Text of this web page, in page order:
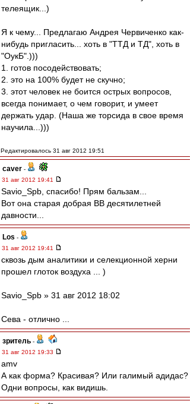
телеящик...)
Я к чему... Предлагаю Андрея Червиченко как-
нибудь пригласить... хоть в "ТТД и ТД", хоть в
"ОукБ".)))
1. готов посодействовать;
2. это на 100% будет не скучно;
3. этот человек не боится острых вопросов,
всегда понимает, о чем говорит, и умеет
держать удар. (Наша же торсида в свое время
научила...)))
Редактировалось 31 авг 2012 19:51
caver -
31 авг 2012 19:41
Savio_Spb, спасибо! Прям бальзам...
Вот она старая добрая ВВ десятилетней
давности...
Los -
31 авг 2012 19:41
сквозь дым аналитики и селекционной херни
прошел глоток воздуха ... )
Savio_Spb » 31 авг 2012 18:02
Сева - отлично ...
зpитель -
31 авг 2012 19:33
amv
А как форма? Красивая? Или галимый адидас?
Одни вопросы, как видишь.